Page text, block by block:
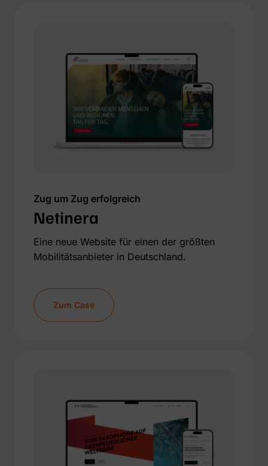
Zug um Zug erfolgreich
Netinera
Eine neue Website für einen der größten
Mobilitätsanbieter in Deutschland.
Zum Case